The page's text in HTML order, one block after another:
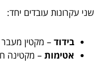
שני עקרונות עובדים יחד:
בידוד – מקטין
אטימות – מקטינה